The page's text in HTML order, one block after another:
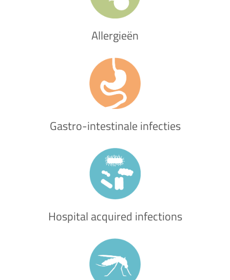
Allergieën
Gastro-intestinale infecties
Hospital acquired infections